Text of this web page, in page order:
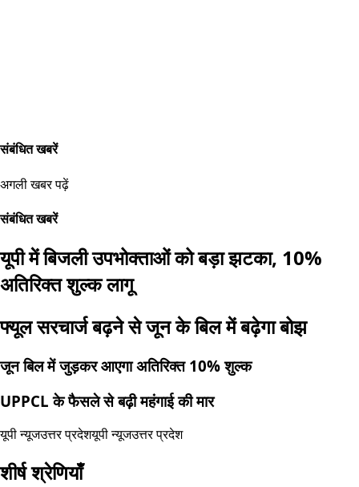
संबंधित खबरें
अगली खबर पढ़ें
संबंधित खबरें
यूपी में बिजली उपभोक्ताओं को बड़ा झटका, 10%
अतिरिक्त शुल्क लागू
फ्यूल सरचार्ज बढ़ने से जून के बिल में बढ़ेगा बोझ
जून बिल में जुड़कर आएगा अतिरिक्त 10% शुल्क
UPPCL के फैसले से बढ़ी महंगाई की मार
यूपी न्यूजउत्तर प्रदेशयूपी न्यूजउत्तर प्रदेश
शीर्ष श्रेणियाँ